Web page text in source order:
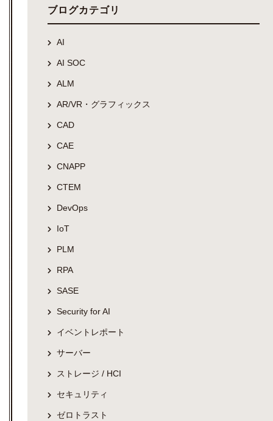
ブログカテゴリ
AI
AI SOC
ALM
AR/VR・グラフィックス
CAD
CAE
CNAPP
CTEM
DevOps
IoT
PLM
RPA
SASE
Security for AI
イベントレポート
サーバー
ストレージ / HCI
セキュリティ
ゼロトラスト